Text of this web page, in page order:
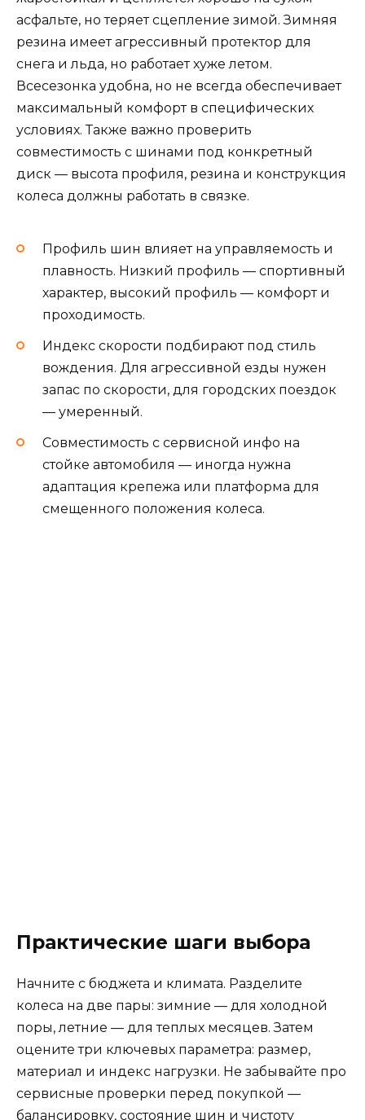
асфальте, но теряет сцепление зимой. Зимняя
резина имеет агрессивный протектор для
снега и льда, но работает хуже летом.
Всесезонка удобна, но не всегда обеспечивает
максимальный комфорт в специфических
условиях. Также важно проверить
совместимость с шинами под конкретный
диск — высота профиля, резина и конструкция
колеса должны работать в связке.
Профиль шин влияет на управляемость и
плавность. Низкий профиль — спортивный
характер, высокий профиль — комфорт и
проходимость.
Индекс скорости подбирают под стиль
вождения. Для агрессивной езды нужен
запас по скорости, для городских поездок
— умеренный.
Совместимость с сервисной инфо на
стойке автомобиля — иногда нужна
адаптация крепежа или платформа для
смещенного положения колеса.
Практические шаги выбора
Начните с бюджета и климата. Разделите
колеса на две пары: зимние — для холодной
поры, летние — для теплых месяцев. Затем
оцените три ключевых параметра: размер,
материал и индекс нагрузки. Не забывайте про
сервисные проверки перед покупкой —
балансировку, состояние шин и чистоту